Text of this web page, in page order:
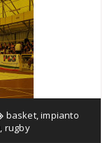
basket,impianto
, rugby